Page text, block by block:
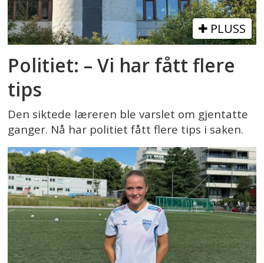
PLUSS
Politiet: – Vi har fått flere
tips
Den siktede læreren ble varslet om gjentatte
ganger. Nå har politiet fått flere tips i saken.